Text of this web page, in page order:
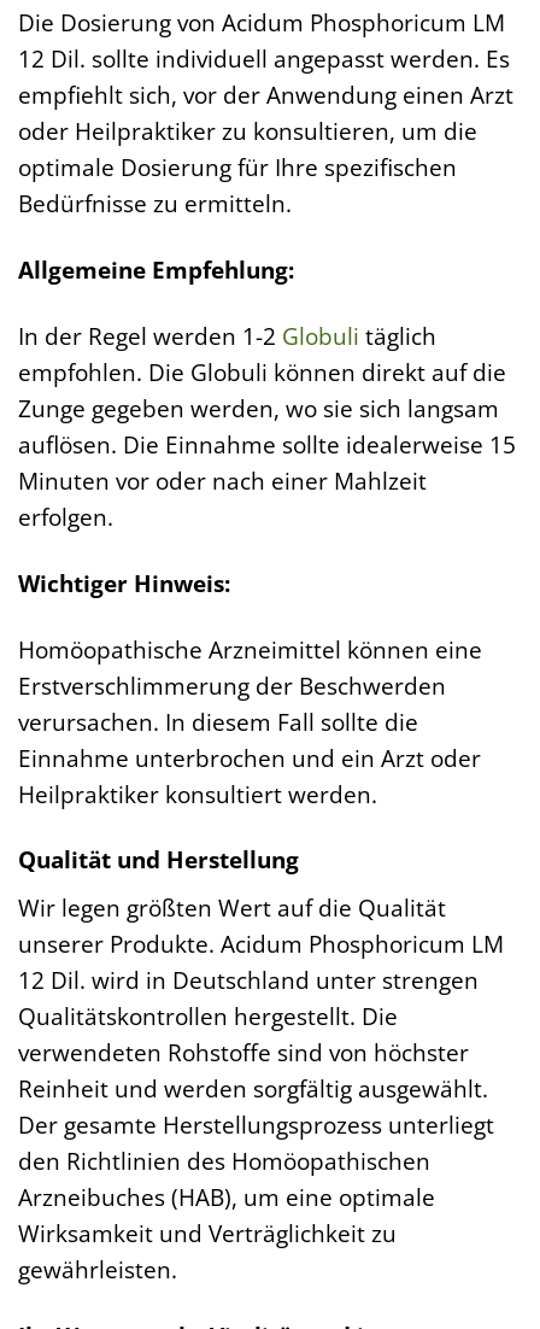
Die Dosierung von Acidum Phosphoricum LM
12 Dil. sollte individuell angepasst werden. Es
empfiehlt sich, vor der Anwendung einen Arzt
oder Heilpraktiker zu konsultieren, um die
optimale Dosierung für Ihre spezifischen
Bedürfnisse zu ermitteln.
Allgemeine Empfehlung:
In der Regel werden 1-2 Globuli täglich
empfohlen. Die Globuli können direkt auf die
Zunge gegeben werden, wo sie sich langsam
auflösen. Die Einnahme sollte idealerweise 15
Minuten vor oder nach einer Mahlzeit
erfolgen.
Wichtiger Hinweis:
Homöopathische Arzneimittel können eine
Erstverschlimmerung der Beschwerden
verursachen. In diesem Fall sollte die
Einnahme unterbrochen und ein Arzt oder
Heilpraktiker konsultiert werden.
Qualität und Herstellung
Wir legen größten Wert auf die Qualität
unserer Produkte. Acidum Phosphoricum LM
12 Dil. wird in Deutschland unter strengen
Qualitätskontrollen hergestellt. Die
verwendeten Rohstoffe sind von höchster
Reinheit und werden sorgfältig ausgewählt.
Der gesamte Herstellungsprozess unterliegt
den Richtlinien des Homöopathischen
Arzneibuches (HAB), um eine optimale
Wirksamkeit und Verträglichkeit zu
gewährleisten.